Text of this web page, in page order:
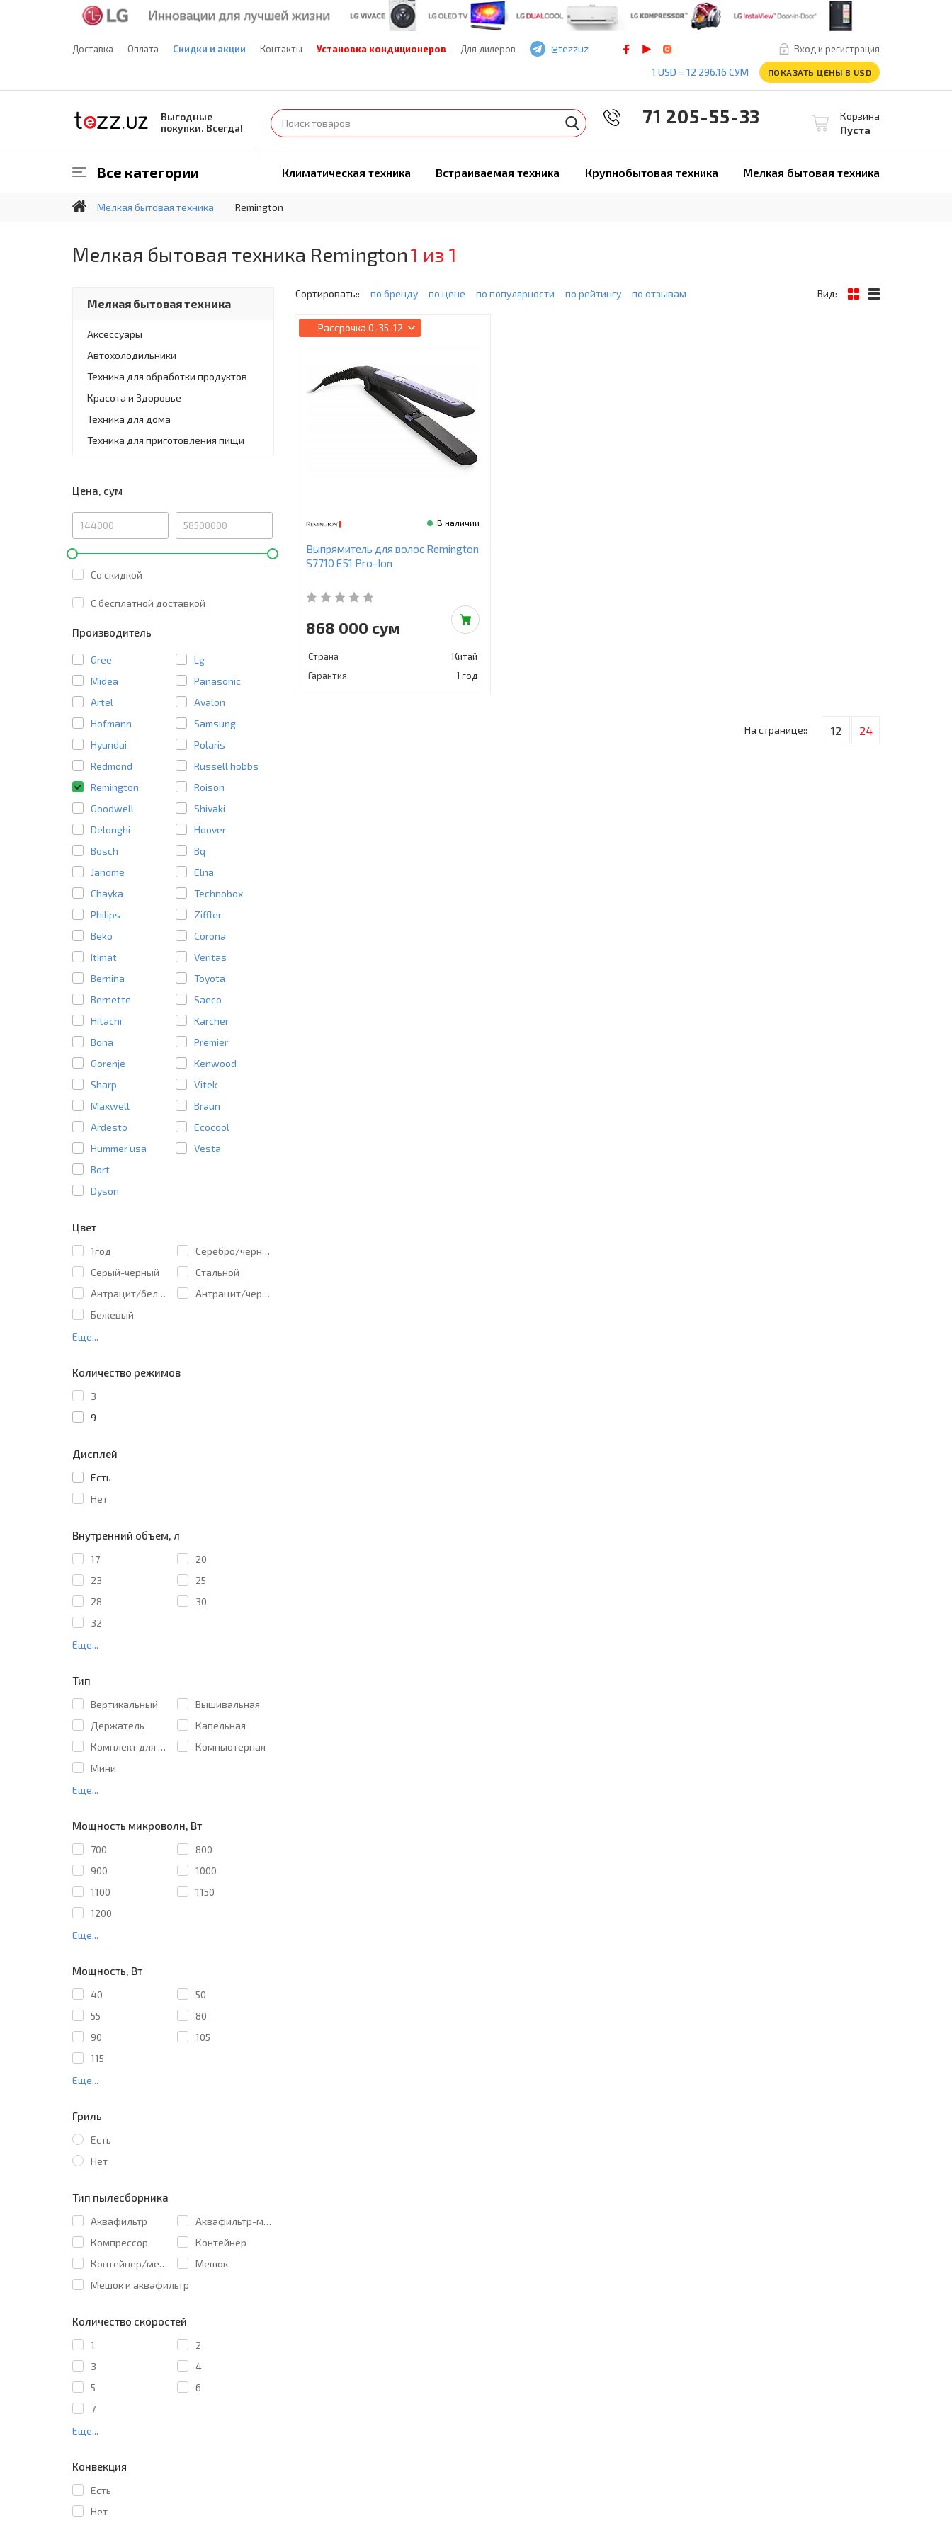
Доставка Оплата Скидки и акции Контакты Установка кондиционеров Для дилеров Вход и регистрация
@tezzuz
1 USD = 12 296.16 СУМ
ПОКАЗАТЬ ЦЕНЫ В USD
Выгодные
покупки. Всегда!
Корзина
Пуста
71 205-55-33
Все категории Климатическая техника Встраиваемая техника Крупнобытовая техника Мелкая бытовая техника
Мелкая бытовая техника Remington
Мелкая бытовая техника Remington1 из 1
Мелкая бытовая техника
Аксессуары
Автохолодильники
Техника для обработки продуктов
Красота и Здоровье
Техника для дома
Техника для приготовления пищи
Цена, сум
Со скидкой
C бесплатной доставкой
Производитель
Gree
Lg
Midea
Panasonic
Artel
Avalon
Hofmann
Samsung
Hyundai
Polaris
Redmond
Russell hobbs
Remington
Roison
Goodwell
Shivaki
Delonghi
Hoover
Bosch
Bq
Janome
Elna
Chayka
Technobox
Philips
Ziffler
Beko
Corona
Itimat
Veritas
Bernina
Toyota
Bernette
Saeco
Hitachi
Karcher
Bona
Premier
Gorenje
Kenwood
Sharp
Vitek
Maxwell
Braun
Ardesto
Ecocool
Hummer usa
Vesta
Bort
Dyson
Цвет
1год
Cеребро/черный
Cерый-черный
Cтальной
Антрацит/белый
Антрацит/черный
Бежевый
Еще...
Количество режимов
3
9
Дисплей
Есть
Нет
Внутренний объем, л
17
20
23
25
28
30
32
Еще...
Тип
Вертикальный
Вышивальная
Держатель
Капельная
Комплект для штабелирования
Компьютерная
Мини
Еще...
Мощность микроволн, Вт
700
800
900
1000
1100
1150
1200
Еще...
Мощность, Вт
40
50
55
80
90
105
115
Еще...
Гриль
Есть
Нет
Тип пылесборника
Аквафильтр
Аквафильтр-мешок
Компрессор
Контейнер
Контейнер/мешок
Мешок
Мешок и аквафильтр
Количество скоростей
1
2
3
4
5
6
7
Еще...
Конвекция
Есть
Нет
Сортировать:: по бренду по цене по популярности по рейтингу по отзывам Вид:
Рассрочка 0-35-12
В наличии
Выпрямитель для волос Remington
S7710 E51 Pro-Ion
868 000 сум
Страна
Китай
Гарантия
1 год
На странице:: 12 24